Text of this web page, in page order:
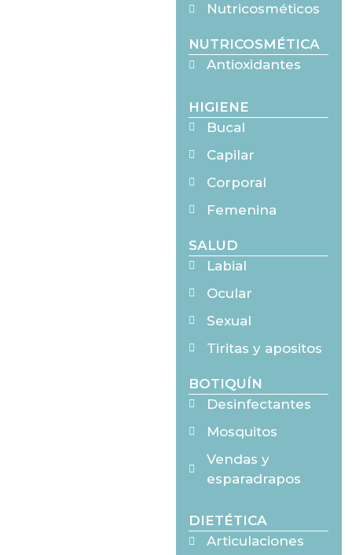
Nutricosméticos
NUTRICOSMÉTICA
Antioxidantes
HIGIENE
Bucal
Capilar
Corporal
Femenina
SALUD
Labial
Ocular
Sexual
Tiritas y apositos
BOTIQUÍN
Desinfectantes
Mosquitos
Vendas y
esparadrapos
DIETÉTICA
Articulaciones